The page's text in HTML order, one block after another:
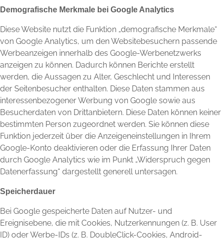
Demografische Merkmale bei Google Analytics
Diese Website nutzt die Funktion „demografische Merkmale“
von Google Analytics, um den Websitebesuchern passende
Werbeanzeigen innerhalb des Google-Werbenetzwerks
anzeigen zu können. Dadurch können Berichte erstellt
werden, die Aussagen zu Alter, Geschlecht und Interessen
der Seitenbesucher enthalten. Diese Daten stammen aus
interessenbezogener Werbung von Google sowie aus
Besucherdaten von Drittanbietern. Diese Daten können keiner
bestimmten Person zugeordnet werden. Sie können diese
Funktion jederzeit über die Anzeigeneinstellungen in Ihrem
Google-Konto deaktivieren oder die Erfassung Ihrer Daten
durch Google Analytics wie im Punkt „Widerspruch gegen
Datenerfassung“ dargestellt generell untersagen.
Speicherdauer
Bei Google gespeicherte Daten auf Nutzer- und
Ereignisebene, die mit Cookies, Nutzerkennungen (z. B. User
ID) oder Werbe-IDs (z. B. DoubleClick-Cookies, Android-